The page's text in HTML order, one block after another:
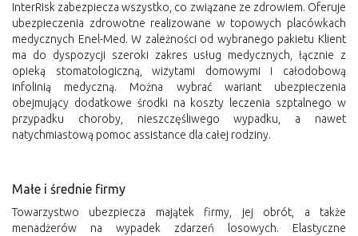
InterRisk zabezpiecza wszystko, co związane ze zdrowiem. Oferuje
ubezpieczenia zdrowotne realizowane w topowych placówkach
medycznych Enel-Med. W zależności od wybranego pakietu Klient
ma do dyspozycji szeroki zakres usług medycznych, łącznie z
opieką stomatologiczną, wizytami domowymi i całodobową
infolinią medyczną. Można wybrać wariant ubezpieczenia
obejmujący dodatkowe środki na koszty leczenia szptalnego w
przypadku choroby, nieszczęśliwego wypadku, a nawet
natychmiastową pomoc assistance dla całej rodziny.
Małe i średnie firmy
Towarzystwo ubezpiecza majątek firmy, jej obrót, a także
menadżerów na wypadek zdarzeń losowych. Elastyczne